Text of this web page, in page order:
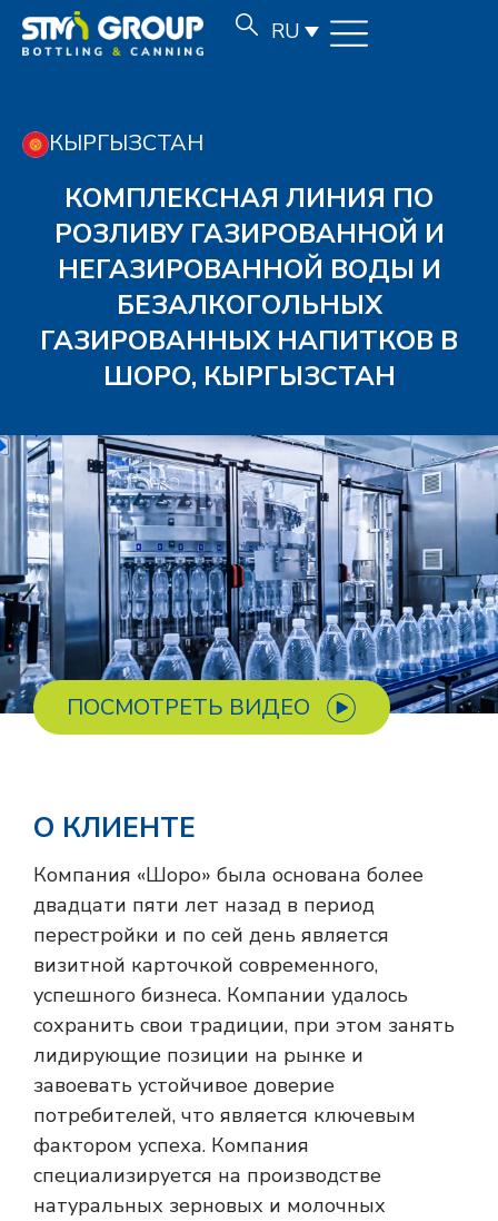
RU
КЫРГЫЗСТАН
КОМПЛЕКСНАЯ ЛИНИЯ ПО
РОЗЛИВУ ГАЗИРОВАННОЙ И
НЕГАЗИРОВАННОЙ ВОДЫ И
БЕЗАЛКОГОЛЬНЫХ
ГАЗИРОВАННЫХ НАПИТКОВ В
ШОРО, КЫРГЫЗСТАН
ПОСМОТРЕТЬ ВИДЕО
О КЛИЕНТЕ
Компания «Шоро» была основана более
двадцати пяти лет назад в период
перестройки и по сей день является
визитной карточкой современного,
успешного бизнеса. Компании удалось
сохранить свои традиции, при этом занять
лидирующие позиции на рынке и
завоевать устойчивое доверие
потребителей, что является ключевым
фактором успеха. Компания
специализируется на производстве
натуральных зерновых и молочных